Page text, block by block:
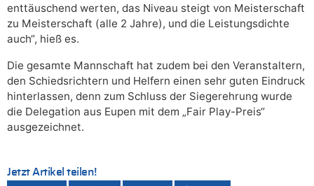
enttäuschend werten, das Niveau steigt von Meisterschaft
zu Meisterschaft (alle 2 Jahre), und die Leistungsdichte
auch“, hieß es.
Die gesamte Mannschaft hat zudem bei den Veranstaltern,
den Schiedsrichtern und Helfern einen sehr guten Eindruck
hinterlassen, denn zum Schluss der Siegerehrung wurde
die Delegation aus Eupen mit dem „Fair Play-Preis“
ausgezeichnet.
Jetzt Artikel teilen!